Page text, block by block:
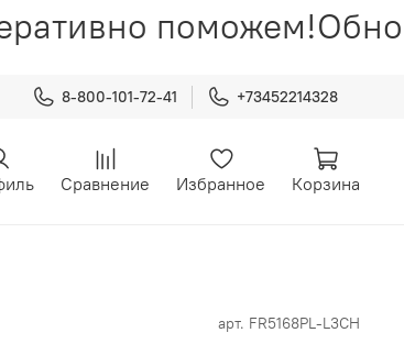
поможем!
8-800-101-72-41 +73452214328
Сравнение Избранное Корзина
арт. FR5168PL-L3CH